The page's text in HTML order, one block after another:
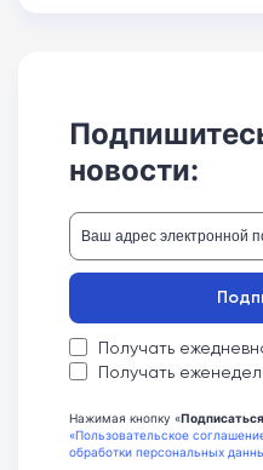
новости:
Получать
Получать
Нажимая кнопку «Подписаться
«Пользовательское
обработки персональных